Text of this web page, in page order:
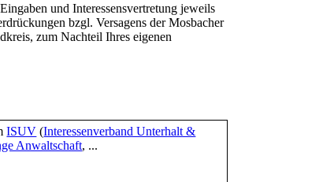
und Interessensvertretung jeweils
bzgl. Versagens der Mosbacher
zum Nachteil Ihres eigenen
ISUV (Interessenverband Unterhalt &
Anwaltschaft, ...